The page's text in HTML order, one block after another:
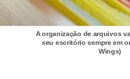
A organização de arquivos
seu escritório sempre em
Wings)